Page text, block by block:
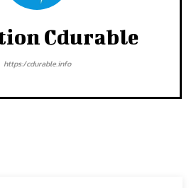
Cdurable
https:/cdurable.info